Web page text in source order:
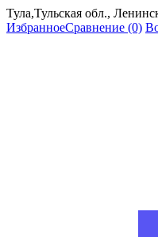
Тула,Тульская обл.,
ИзбранноеСравнение (0)